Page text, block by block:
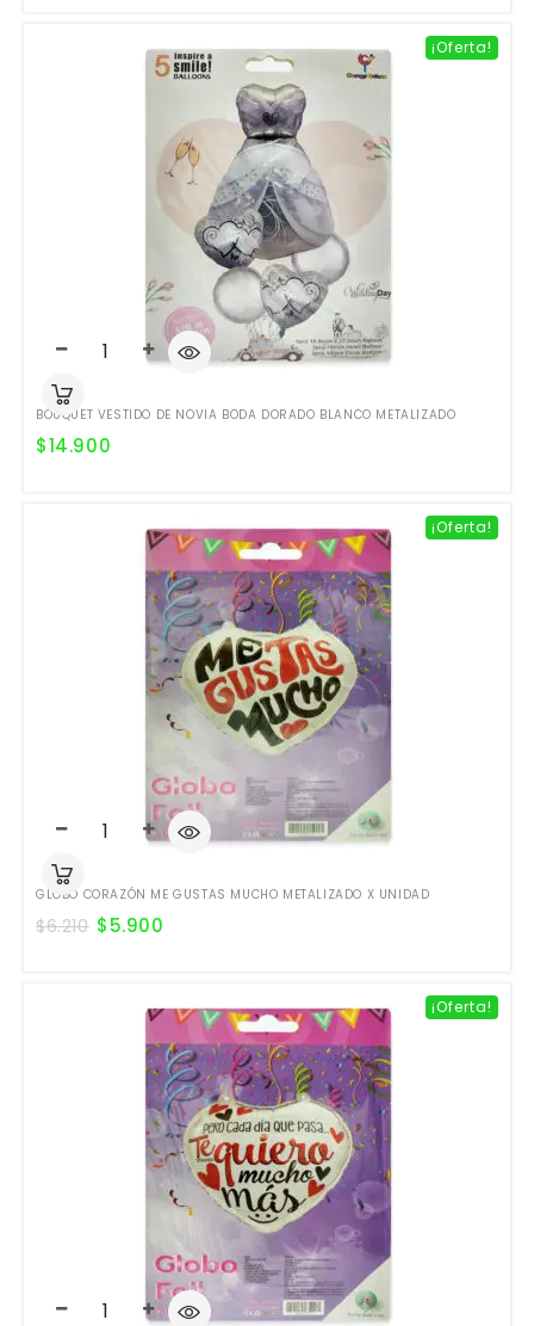
¡Oferta!
BOUQUET VESTIDO DE NOVIA BODA DORADO BLANCO METALIZADO
$14.900
¡Oferta!
GLOBO CORAZÓN ME GUSTAS MUCHO METALIZADO X UNIDAD
$6.210 $5.900
¡Oferta!